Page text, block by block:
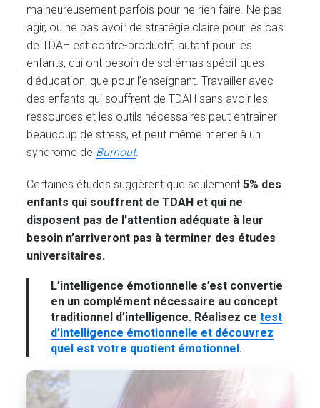
malheureusement parfois pour ne rien faire. Ne pas
agir, ou ne pas avoir de stratégie claire pour les cas
de TDAH est contre-productif, autant pour les
enfants, qui ont besoin de schémas spécifiques
d’éducation, que pour l’enseignant. Travailler avec
des enfants qui souffrent de TDAH sans avoir les
ressources et les outils nécessaires peut entraîner
beaucoup de stress, et peut même mener à un
syndrome de Burnout.
Certaines études suggèrent que seulement5% des
enfants qui souffrent de TDAH et qui ne
disposent pas de l’attention adéquate à leur
besoin n’arriveront pas à terminer des études
universitaires.
L’intelligence émotionnelle s’est convertie
en un complément nécessaire au concept
traditionnel d’intelligence. Réalisez cetest
d’intelligence émotionnelle et découvrez
quel est votre quotient émotionnel.